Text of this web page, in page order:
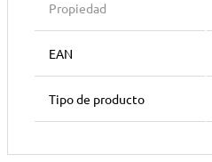
Propiedad
EAN
Tipo de producto